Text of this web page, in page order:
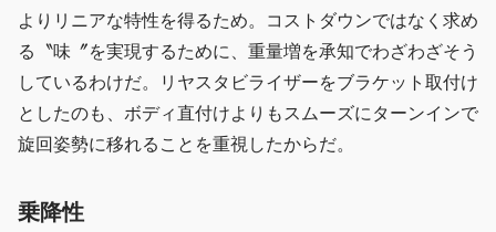
よりリニアな特性を得るため。コストダウンではなく求め
る〝味〞を実現するために、重量増を承知でわざわざそう
しているわけだ。リヤスタビライザーをブラケット取付け
としたのも、ボディ直付けよりもスムーズにターンインで
旋回姿勢に移れることを重視したからだ。
乗降性